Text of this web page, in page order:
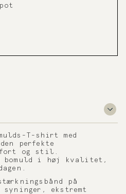
T-shirt med
perfekte
og stil.
bomuld i høj kvalitet,
på
syninger, ekstremt